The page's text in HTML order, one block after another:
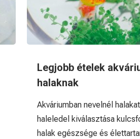
Legjobb ételek
halaknak
Akváriumban nevelnél
haleledel kiválasztása
halak egészsége és